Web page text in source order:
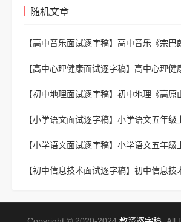
随机文章
【高中音乐面试逐字稿】 高中音乐《宗巴
【高中心理健康面试逐字稿】 高中心理健
【初中地理面试逐字稿】 初中地理《高原
【小学语文面试逐字稿】 小学语文五年级
【小学语文面试逐字稿】 小学语文五年级
【初中信息技术面试逐字稿】 初中信息技